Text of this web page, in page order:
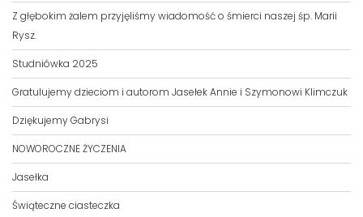
Z głębokim żalem przyjęliśmy wiadomość o śmierci naszej śp. Marii
Rysz.
Studniówka 2025
Gratulujemy dzieciom i autorom Jasełek Annie i Szymonowi Klimczuk
Dziękujemy Gabrysi
NOWOROCZNE ŻYCZENIA
Jasełka
Świąteczne ciasteczka